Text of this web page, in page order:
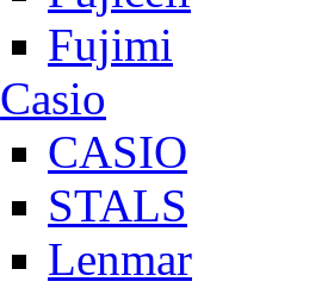
Fujimi
Casio
CASIO
STALS
Lenmar